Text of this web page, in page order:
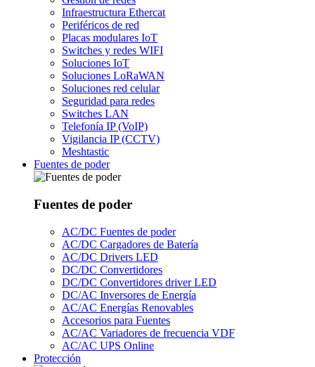
Infraestructura Ethercat
Periféricos de red
Placas modulares IoT
Switches y redes WIFI
Soluciones IoT
Soluciones LoRaWAN
Soluciones red celular
Seguridad para redes
Switches LAN
Telefonía IP (VoIP)
Vigilancia IP (CCTV)
Meshtastic
Fuentes de poder
Fuentes de poder
AC/DC Fuentes de poder
AC/DC Cargadores de Batería
AC/DC Drivers LED
DC/DC Convertidores
DC/DC Convertidores driver LED
DC/AC Inversores de Energía
AC/AC Energías Renovables
Accesorios para Fuentes
AC/AC Variadores de frecuencia VDF
AC/AC UPS Online
Protección